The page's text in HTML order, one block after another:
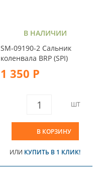
В НАЛИЧИИ
SM-09190-2 Сальник
коленвала BRP (SPI)
1 350 Р
ШТ
В КОРЗИНУ
ИЛИ КУПИТЬ В 1 КЛИК!